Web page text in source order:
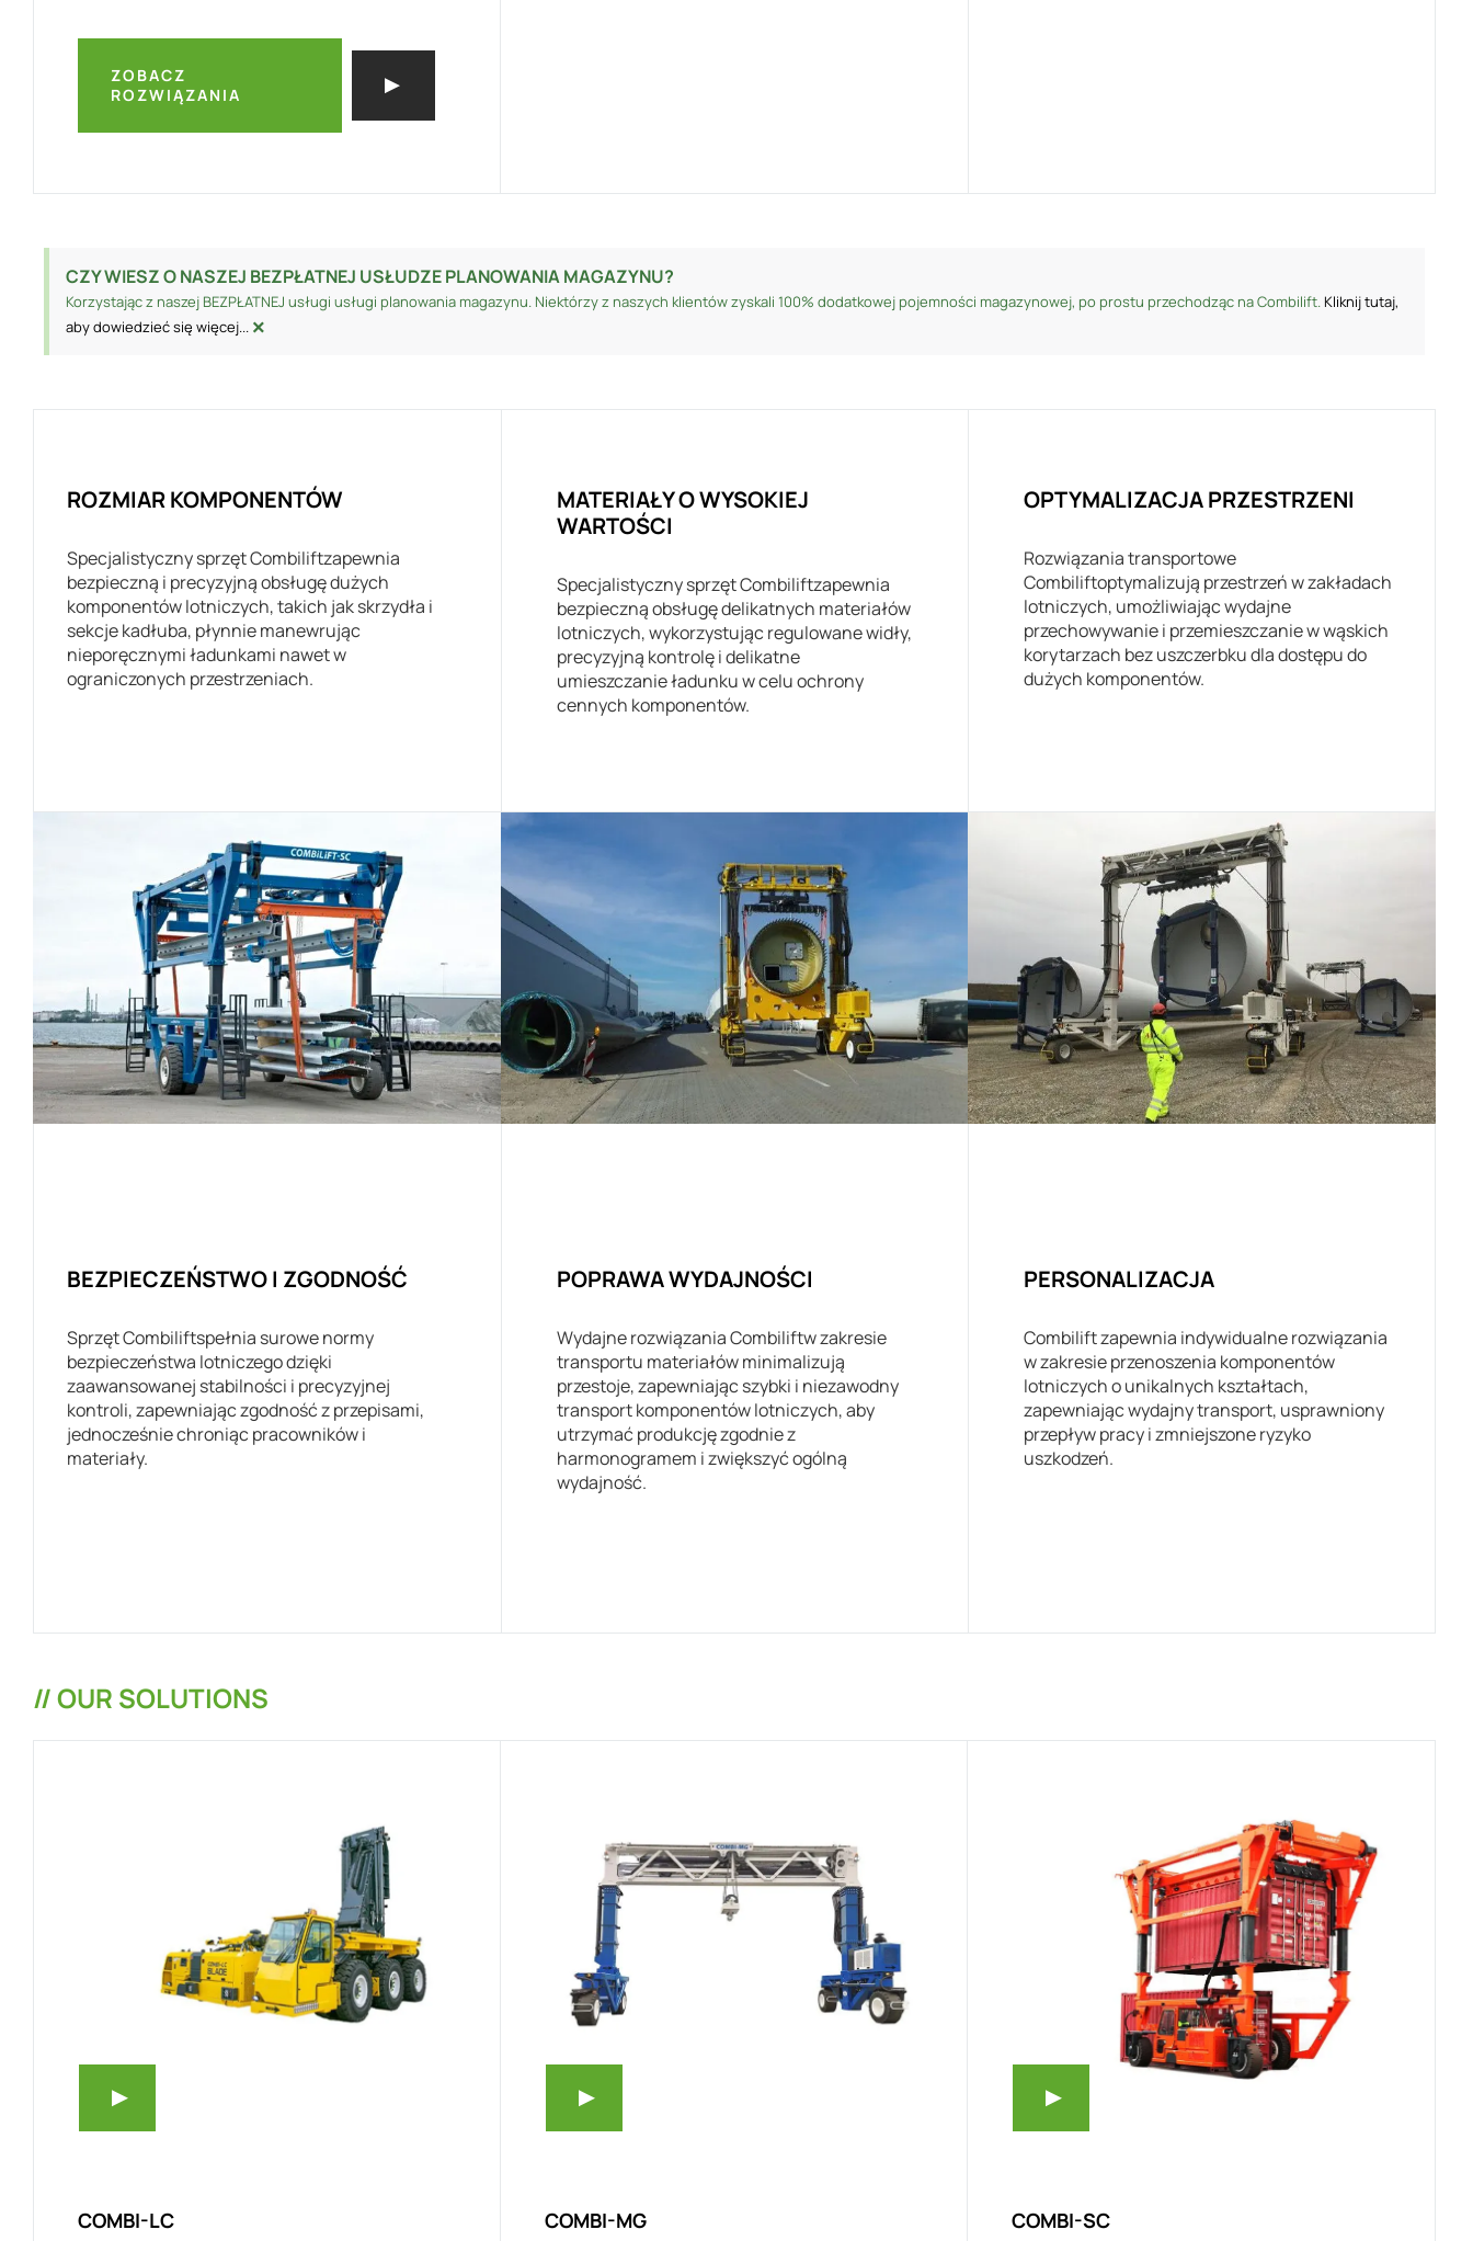
ZOBACZ
ROZWIĄZANIA
CZY WIESZ O NASZEJ BEZPŁATNEJ USŁUDZE PLANOWANIA MAGAZYNU?
Korzystając z naszej BEZPŁATNEJ usługi usługi planowania magazynu. Niektórzy z naszych klientów zyskali 100% dodatkowej pojemności magazynowej, po prostu przechodząc na Combilift. Kliknij tutaj,
aby dowiedzieć się więcej... ×
ROZMIAR KOMPONENTÓW
Specjalistyczny sprzęt Combiliftzapewnia
bezpieczną i precyzyjną obsługę dużych
komponentów lotniczych, takich jak skrzydła i
sekcje kadłuba, płynnie manewrując
nieporęcznymi ładunkami nawet w
ograniczonych przestrzeniach.
MATERIAŁY O WYSOKIEJ
WARTOŚCI
Specjalistyczny sprzęt Combiliftzapewnia
bezpieczną obsługę delikatnych materiałów
lotniczych, wykorzystując regulowane widły,
precyzyjną kontrolę i delikatne
umieszczanie ładunku w celu ochrony
cennych komponentów.
OPTYMALIZACJA PRZESTRZENI
Rozwiązania transportowe
Combiliftoptymalizują przestrzeń w zakładach
lotniczych, umożliwiając wydajne
przechowywanie i przemieszczanie w wąskich
korytarzach bez uszczerbku dla dostępu do
dużych komponentów.
BEZPIECZEŃSTWO I ZGODNOŚĆ
Sprzęt Combiliftspełnia surowe normy
bezpieczeństwa lotniczego dzięki
zaawansowanej stabilności i precyzyjnej
kontroli, zapewniając zgodność z przepisami,
jednocześnie chroniąc pracowników i
materiały.
POPRAWA WYDAJNOŚCI
Wydajne rozwiązania Combiliftw zakresie
transportu materiałów minimalizują
przestoje, zapewniając szybki i niezawodny
transport komponentów lotniczych, aby
utrzymać produkcję zgodnie z
harmonogramem i zwiększyć ogólną
wydajność.
PERSONALIZACJA
Combilift zapewnia indywidualne rozwiązania
w zakresie przenoszenia komponentów
lotniczych o unikalnych kształtach,
zapewniając wydajny transport, usprawniony
przepływ pracy i zmniejszone ryzyko
uszkodzeń.
// OUR SOLUTIONS
COMBI-LC COMBI-MG COMBI-SC